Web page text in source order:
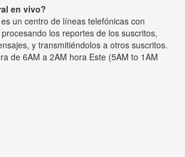
en vivo?
un centro de líneas telefónicas con
los reportes de los suscritos,
y transmitiéndolos a otros suscritos.
de 6AM a 2AM hora Este (5AM to 1AM